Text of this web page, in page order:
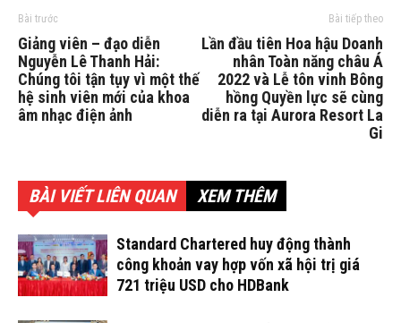
Bài trước
Giảng viên – đạo diễn
Nguyễn Lê Thanh Hải:
Chúng tôi tận tụy vì một thế
hệ sinh viên mới của khoa
âm nhạc điện ảnh
Bài tiếp theo
Lần đầu tiên Hoa hậu Doanh
nhân Toàn năng châu Á
2022 và Lễ tôn vinh Bông
hồng Quyền lực sẽ cùng
diễn ra tại Aurora Resort La
Gi
BÀI VIẾT LIÊN QUAN XEM THÊM
Standard Chartered huy động thành
công khoản vay hợp vốn xã hội trị giá
721 triệu USD cho HDBank